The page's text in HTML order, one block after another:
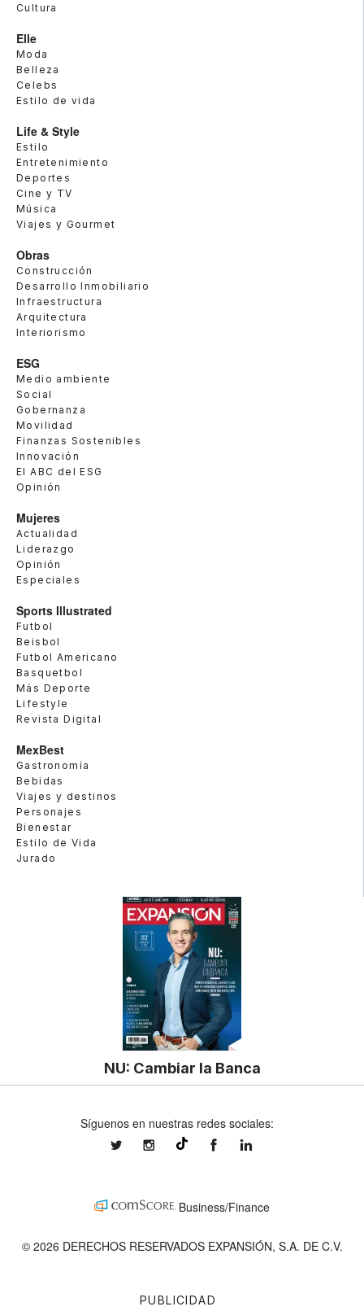
Cultura
Elle
Moda
Belleza
Celebs
Estilo de vida
Life & Style
Estilo
Entretenimiento
Deportes
Cine y TV
Música
Viajes y Gourmet
Obras
Construcción
Desarrollo Inmobiliario
Infraestructura
Arquitectura
Interiorismo
ESG
Medio ambiente
Social
Gobernanza
Movilidad
Finanzas Sostenibles
Innovación
El ABC del ESG
Opinión
Mujeres
Actualidad
Liderazgo
Opinión
Especiales
Sports Illustrated
Futbol
Beisbol
Futbol Americano
Basquetbol
Más Deporte
Lifestyle
Revista Digital
MexBest
Gastronomía
Bebidas
Viajes y destinos
Personajes
Bienestar
Estilo de Vida
Jurado
NU: Cambiar la Banca
PUBLICIDAD
Síguenos en nuestras redes sociales:
expansionmxexpansionmx ExpansionMex
Business/Finance
© 2026 DERECHOS RESERVADOS EXPANSIÓN, S.A. DE C.V.